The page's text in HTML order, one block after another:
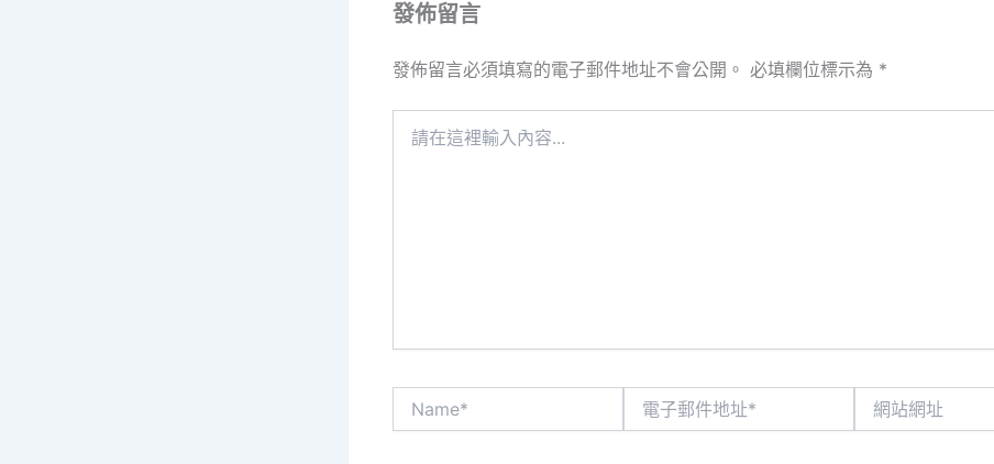
發佈留言
發佈留言必須填寫的電子郵件地址不會公開。 必填欄位標示為 *